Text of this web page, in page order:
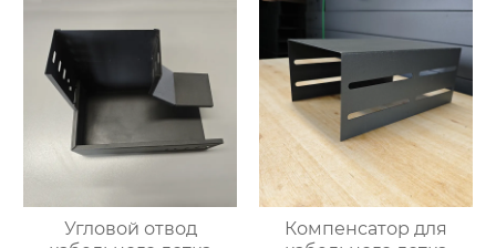
Угловой отвод
Компенсатор для